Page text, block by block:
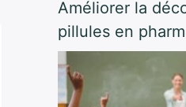
Améliorer la
pillules en